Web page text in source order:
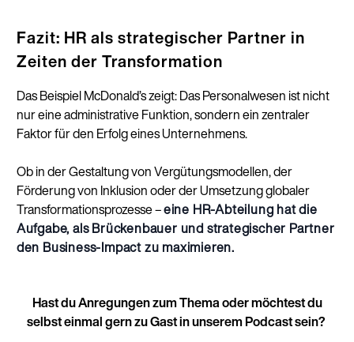
Fazit: HR als strategischer Partner in
Zeiten der Transformation
Das Beispiel McDonald’s zeigt: Das Personalwesen ist nicht
nur eine administrative Funktion, sondern ein zentraler
Faktor für den Erfolg eines Unternehmens.
Ob in der Gestaltung von Vergütungsmodellen, der
Förderung von Inklusion oder der Umsetzung globaler
Transformationsprozesse –eine HR-Abteilung hat die
Aufgabe, als Brückenbauer und strategischer Partner
den Business-Impact zu maximieren.
Hast du Anregungen zum Thema oder möchtest du
selbst einmal gern zu Gast in unserem Podcast sein?